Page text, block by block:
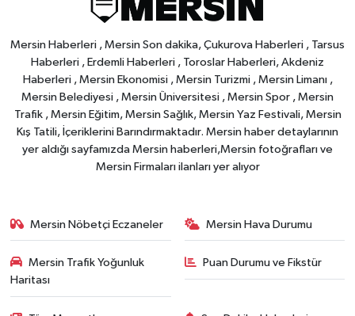
Mersin Haberleri , Mersin Son dakika, Çukurova Haberleri , Tarsus
Haberleri , Erdemli Haberleri , Toroslar Haberleri, Akdeniz
Haberleri , Mersin Ekonomisi , Mersin Turizmi , Mersin Limanı ,
Mersin Belediyesi , Mersin Üniversitesi , Mersin Spor , Mersin
Trafik , Mersin Eğitim, Mersin Sağlık, Mersin Yaz Festivali, Mersin
Kış Tatili, İçeriklerini Barındırmaktadır. Mersin haber detaylarının
yer aldığı sayfamızda Mersin haberleri,Mersin fotoğrafları ve
Mersin Firmaları ilanları yer alıyor
Mersin Nöbetçi Eczaneler Mersin Hava Durumu
Mersin Trafik Yoğunluk
Haritası
Puan Durumu ve Fikstür